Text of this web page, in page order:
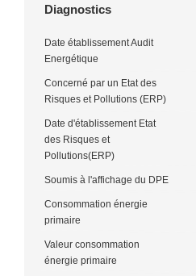
Diagnostics
Date établissement Audit
Energétique
Concerné par un Etat des
Risques et Pollutions (ERP)
Date d'établissement Etat
des Risques et
Pollutions(ERP)
Soumis à l'affichage du DPE
Consommation énergie
primaire
Valeur consommation
énergie primaire